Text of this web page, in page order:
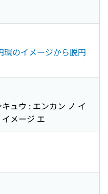
環のイメージから脱円
ュウ : エンカン ノ イ
メージ エ